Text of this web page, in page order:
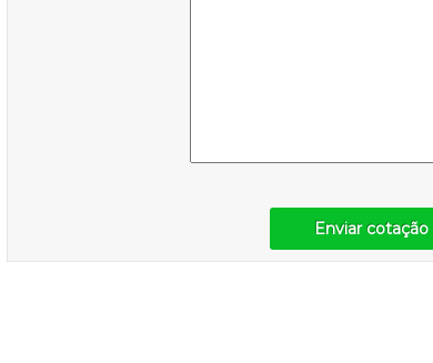
Enviar cotação